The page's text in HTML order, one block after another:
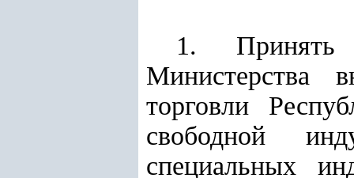
1. Принять
Министерства
торговли
свободной
специальных